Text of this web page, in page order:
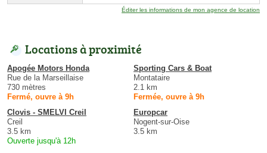
Éditer les informations de mon agence de location
Locations à proximité
Apogée Motors Honda
Rue de la Marseillaise
730 mètres
Fermé, ouvre à 9h
Sporting Cars & Boat
Montataire
2.1 km
Fermée, ouvre à 9h
Clovis - SMELVI Creil
Creil
3.5 km
Ouverte jusqu'à 12h
Europcar
Nogent-sur-Oise
3.5 km